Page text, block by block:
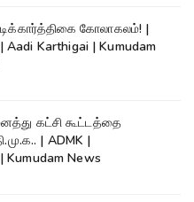
கோலாகலம்! |
Aadi Karthigai | Kumudam
கட்சி கூட்டத்தை
| ADMK |
Kumudam News